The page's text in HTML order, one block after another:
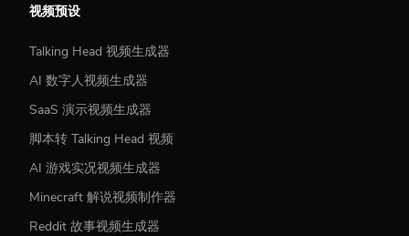
视频预设
Talking Head 视频生成器
AI 数字人视频生成器
SaaS 演示视频生成器
脚本转 Talking Head 视频
AI 游戏实况视频生成器
Minecraft 解说视频制作器
Reddit 故事视频生成器